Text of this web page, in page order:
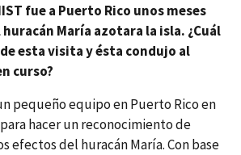
fue a Puerto Rico unos meses
huracán María azotara la isla. ¿Cuál
esta visita y ésta condujo al
curso?
pequeño equipo en Puerto Rico en
hacer un reconocimiento de
efectos del huracán María. Con base